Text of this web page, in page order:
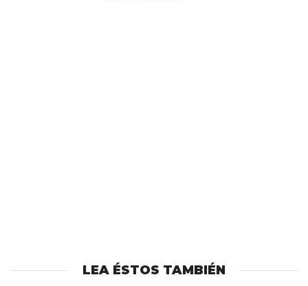
LEA ÉSTOS TAMBIÉN